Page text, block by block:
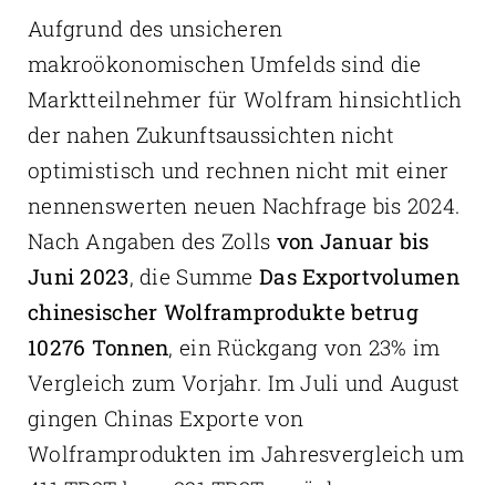
Aufgrund des unsicheren
makroökonomischen Umfelds sind die
Marktteilnehmer für Wolfram hinsichtlich
der nahen Zukunftsaussichten nicht
optimistisch und rechnen nicht mit einer
nennenswerten neuen Nachfrage bis 2024.
Nach Angaben des Zolls von Januar bis
Juni 2023, die Summe Das Exportvolumen
chinesischer Wolframprodukte betrug
10276 Tonnen, ein Rückgang von 23% im
Vergleich zum Vorjahr. Im Juli und August
gingen Chinas Exporte von
Wolframprodukten im Jahresvergleich um